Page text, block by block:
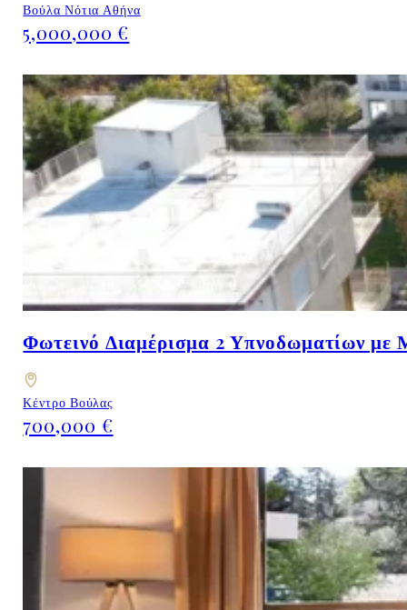
Βούλα Νότια Αθήνα
5,000,000 €
Φωτεινό Διαμέρισμα 2 Υπνοδωματίων
Κέντρο Βούλας
700,000 €